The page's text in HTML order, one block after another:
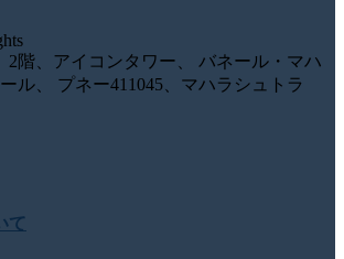
2階、アイコンタワー、 バネール・マハ
ル、 プネー411045、マハラシュトラ
て